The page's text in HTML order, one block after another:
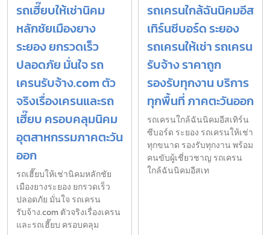
รถเฮี๊ยบให้เช่านิคม
หลักชัยเมืองยาง
ระยอง ยกรวดเร็ว
ปลอดภัย มั่นใจ รถ
เครนรับจ้าง.com ตัว
จริงเรื่องเครนและรถ
เฮี๊ยบ ครอบคลุมนิคม
อุตสาหกรรมภาคตะวัน
ออก
รถเฮี๊ยบให้เช่านิคมหลักชัย
เมืองยางระยอง ยกรวดเร็ว
ปลอดภัย มั่นใจ รถเครน
รับจ้าง.com ตัวจริงเรื่องเครน
และรถเฮี๊ยบ ครอบคลุม
รถเครนใกล้ฉันนิคมอีส
เทิร์นซีบอร์ด ระยอง
รถเครนให้เช่า รถเครน
รับจ้าง ราคาถูก
รองรับทุกงาน บริการ
ทุกพื้นที่ ภาคตะวันออก
รถเครนใกล้ฉันนิคมอีสเทิร์น
ซีบอร์ด ระยอง รถเครนให้เช่า
ทุกขนาด รองรับทุกงาน พร้อม
คนขับผู้เชี่ยวชาญ รถเครน
ใกล้ฉันนิคมอีสเท